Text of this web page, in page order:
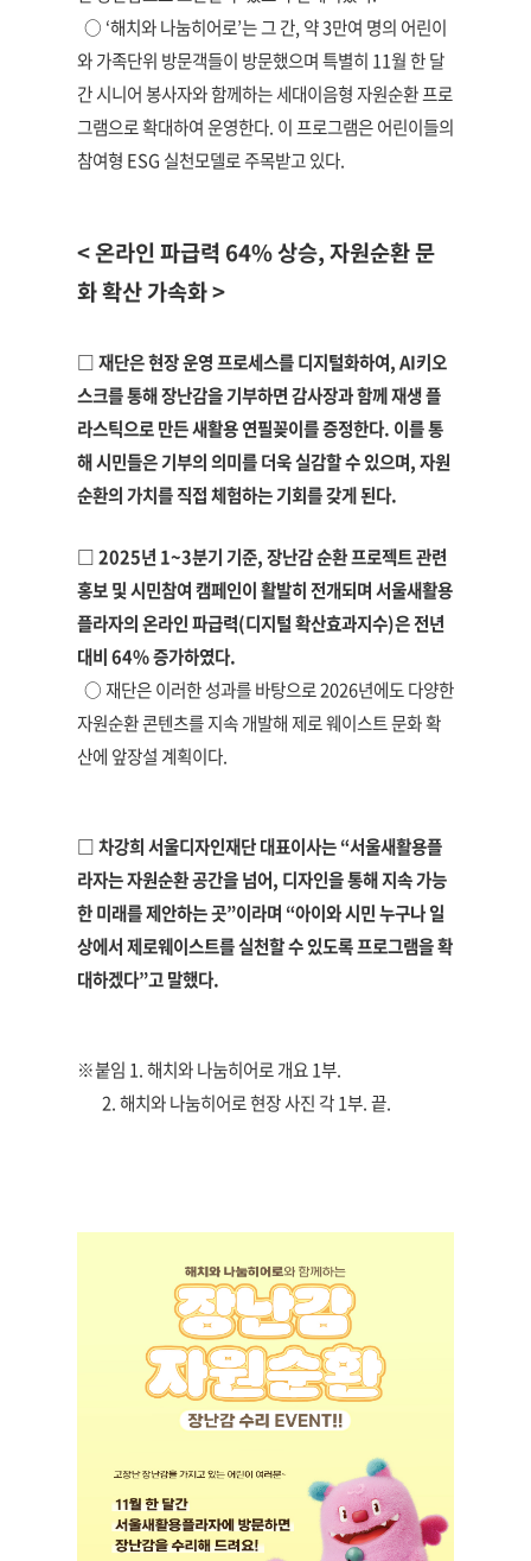
○ ‘해치와 나눔히어로’는 그 간, 약 3만여 명의 어린이
와 가족단위 방문객들이 방문했으며 특별히 11월 한 달
간 시니어 봉사자와 함께하는 세대이음형 자원순환 프로
그램으로 확대하여 운영한다. 이 프로그램은 어린이들의
참여형 ESG 실천모델로 주목받고 있다.
< 온라인 파급력 64% 상승, 자원순환 문
화 확산 가속화 >
□ 재단은 현장 운영 프로세스를 디지털화하여, AI키오
스크를 통해 장난감을 기부하면 감사장과 함께 재생 플
라스틱으로 만든 새활용 연필꽂이를 증정한다. 이를 통
해 시민들은 기부의 의미를 더욱 실감할 수 있으며, 자원
순환의 가치를 직접 체험하는 기회를 갖게 된다.
□ 2025년 1~3분기 기준, 장난감 순환 프로젝트 관련
홍보 및 시민참여 캠페인이 활발히 전개되며 서울새활용
플라자의 온라인 파급력(디지털 확산효과지수)은 전년
대비 64% 증가하였다.
○ 재단은 이러한 성과를 바탕으로 2026년에도 다양한
자원순환 콘텐츠를 지속 개발해 제로 웨이스트 문화 확
산에 앞장설 계획이다.
□ 차강희 서울디자인재단 대표이사는 “서울새활용플
라자는 자원순환 공간을 넘어, 디자인을 통해 지속 가능
한 미래를 제안하는 곳”이라며 “아이와 시민 누구나 일
상에서 제로웨이스트를 실천할 수 있도록 프로그램을 확
대하겠다”고 말했다.
※붙임 1. 해치와 나눔히어로 개요 1부.
2. 해치와 나눔히어로 현장 사진 각 1부. 끝.